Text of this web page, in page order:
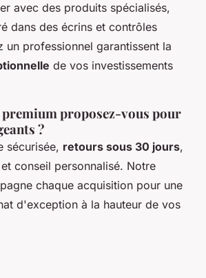
avec des produits spécialisés,
dans des écrins et contrôles
un professionnel garantissent la
de vos investissements
premium proposez-vous pour
?
sécurisée, retours sous 30 jours,
conseil personnalisé. Notre
chaque acquisition pour une
d'exception à la hauteur de vos